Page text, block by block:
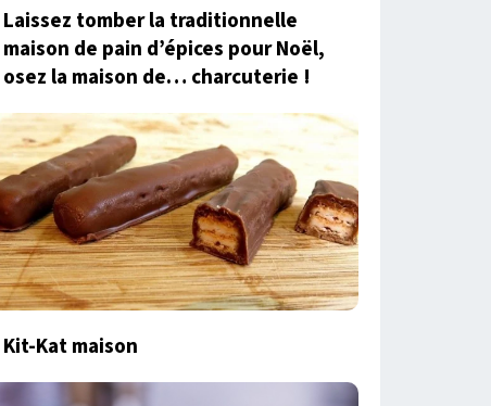
Laissez tomber la traditionnelle
maison de pain d’épices pour Noël,
osez la maison de… charcuterie !
Kit-Kat maison